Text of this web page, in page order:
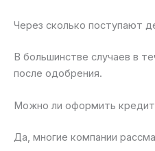
Через сколько поступают
В большинстве случаев в
после одобрения.
Можно ли оформить
Да, многие компании